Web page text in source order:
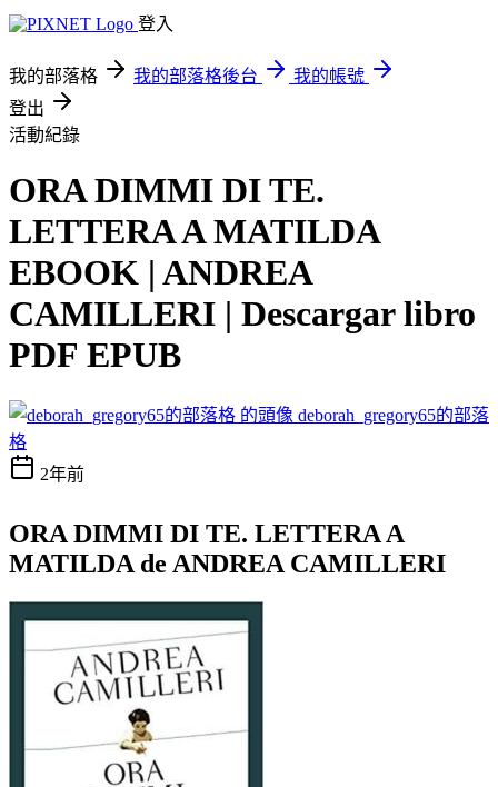
登入
我的部落格 我的部落格後台
我的帳號
登出
活動紀錄
ORA DIMMI DI TE.
LETTERA A MATILDA
EBOOK | ANDREA
CAMILLERI | Descargar libro
PDF EPUB
deborah_gregory65的部落
格
2年前
ORA DIMMI DI TE. LETTERA A
MATILDA de ANDREA CAMILLERI